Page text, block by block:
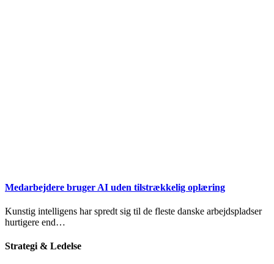
Medarbejdere bruger AI uden tilstrækkelig oplæring
Kunstig intelligens har spredt sig til de fleste danske arbejdspladser
hurtigere end…
Strategi & Ledelse